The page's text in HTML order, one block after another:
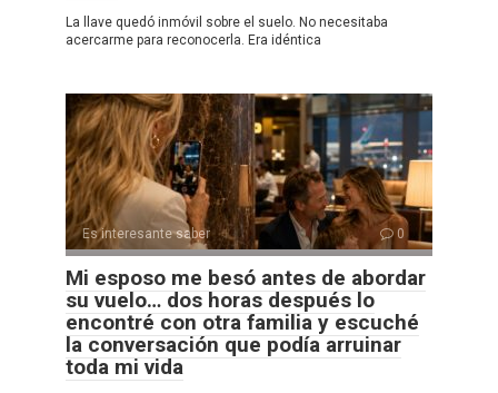
La llave quedó inmóvil sobre el suelo. No necesitaba
acercarme para reconocerla. Era idéntica
Es interesante saber 0
Mi esposo me besó antes de abordar
su vuelo… dos horas después lo
encontré con otra familia y escuché
la conversación que podía arruinar
toda mi vida